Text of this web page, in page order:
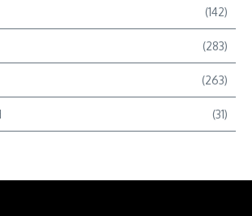
(142)
(283)
(263)
(31)